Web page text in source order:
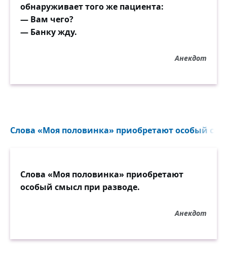
обнаруживает того же пациента:
— Вам чего?
— Банку жду.
Анекдот
Слова «Моя половинка» приобретают особый
Слова «Моя половинка» приобретают
особый смысл при разводе.
Анекдот